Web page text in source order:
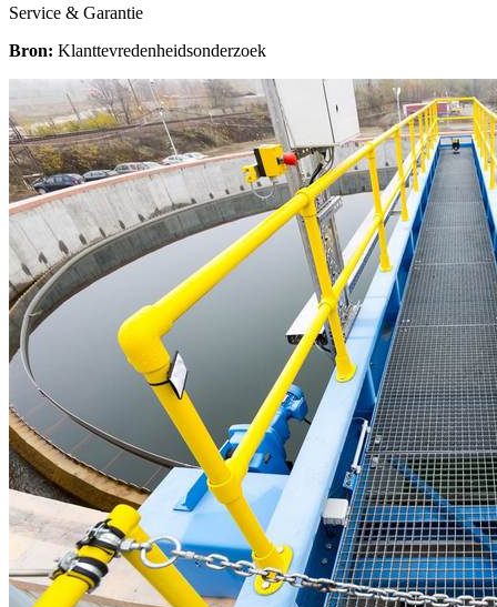
Service & Garantie
Bron: Klanttevredenheidsonderzoek